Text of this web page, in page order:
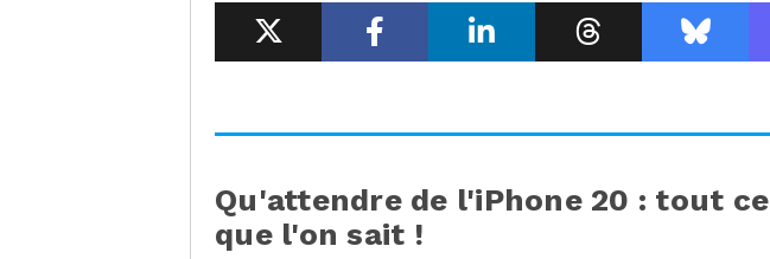
Qu'attendre de l'iPhone 20 : tout ce
que l'on sait !